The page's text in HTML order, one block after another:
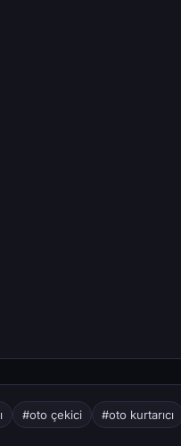
#oto çekici
#oto kurtarıcı